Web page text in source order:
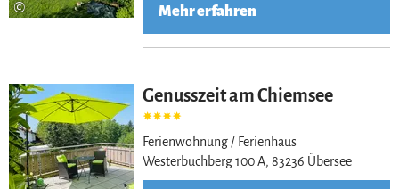
© Mehr erfahren
Genusszeit am Chiemsee
Ferienwohnung / Ferienhaus
Westerbuchberg 100 A, 83236 Übersee